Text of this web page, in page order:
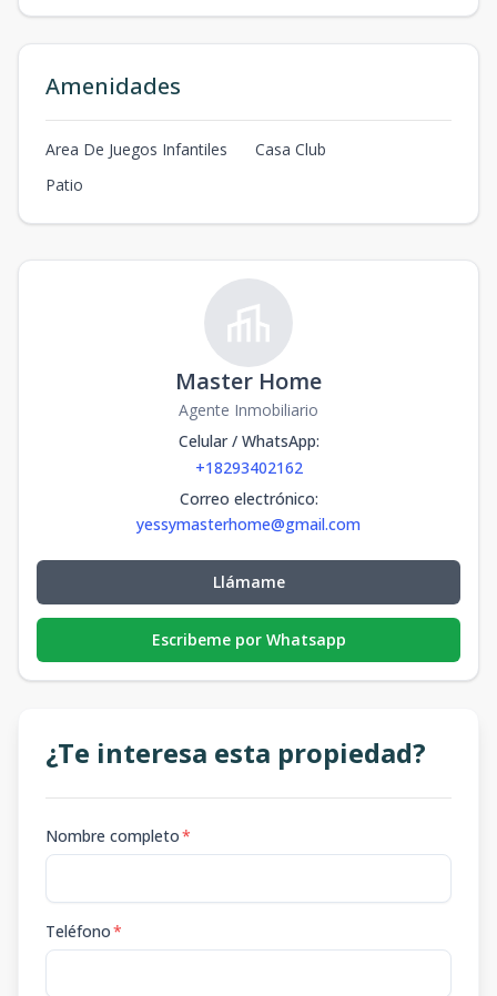
Amenidades
Area De Juegos Infantiles
Casa Club
Patio
Master Home
Agente Inmobiliario
Celular / WhatsApp:
+18293402162
Correo electrónico:
yessymasterhome@gmail.com
Llámame
Escribeme por Whatsapp
¿Te interesa esta propiedad?
Nombre completo*
Teléfono*